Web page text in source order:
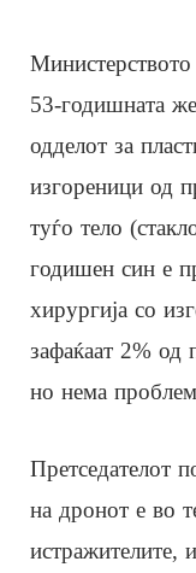
53-годишната
одделот за
изгореници од
туѓо тело
годишен син е
хирургија со
зафаќаат 2% од
но нема
Претседателот
на дронот е во
истражителите,